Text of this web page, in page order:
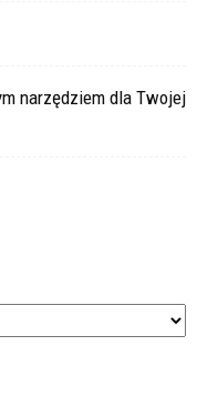
narzędziem dla Twojej